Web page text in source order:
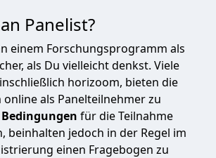
Panelist?
einem Forschungsprogramm als
als Du vielleicht denkst. Viele
horizoom, bieten die
als Panelteilnehmer zu
Bedingungen für die Teilnahme
beinhalten jedoch in der Regel im
einen Fragebogen zu